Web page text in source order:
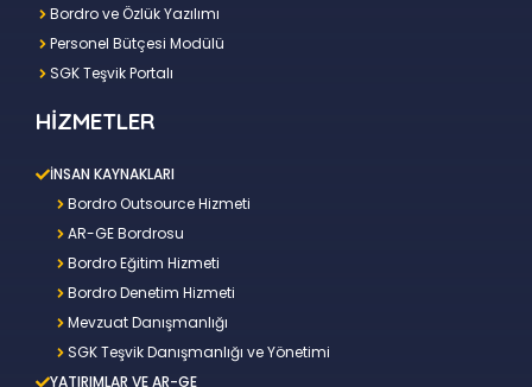
Bordro ve Özlük Yazılımı
Personel Bütçesi Modülü
SGK Teşvik Portalı
HİZMETLER
İNSAN KAYNAKLARI
Bordro Outsource Hizmeti
AR-GE Bordrosu
Bordro Eğitim Hizmeti
Bordro Denetim Hizmeti
Mevzuat Danışmanlığı
SGK Teşvik Danışmanlığı ve Yönetimi
YATIRIMLAR VE AR-GE